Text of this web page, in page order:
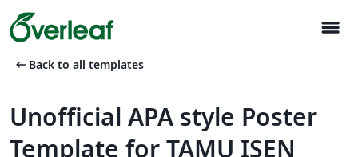
menu
arrow_left_alt Back to all templates
Unofficial APA style Poster
Template for TAMU ISEN